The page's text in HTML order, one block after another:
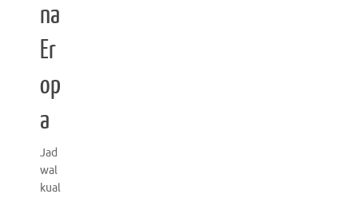
na
Er
op
a
Jad
wal
kual